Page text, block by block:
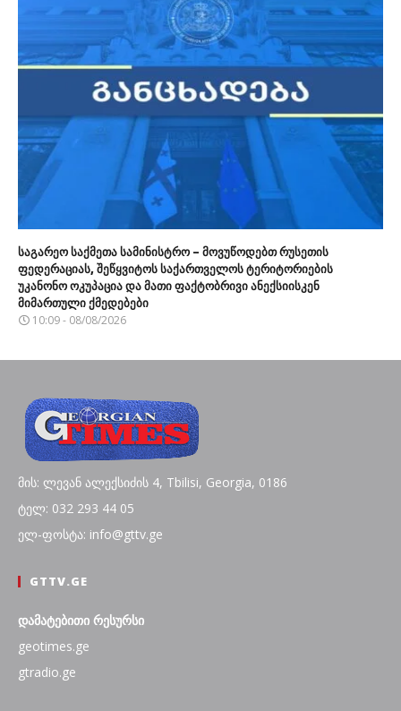
საგარეო საქმეთა სამინისტრო – მოვუწოდებთ რუსეთის
ფედერაციას, შეწყვიტოს საქართველოს ტერიტორიების
უკანონო ოკუპაცია და მათი ფაქტობრივი ანექსიისკენ
მიმართული ქმედებები
10:09 - 08/08/2026
მის: ლევან ალექსიძის 4, Tbilisi, Georgia, 0186
ტელ: 032 293 44 05
ელ-ფოსტა: info@gttv.ge
GTTV.GE
დამატებითი რესურსი
geotimes.ge
gtradio.ge